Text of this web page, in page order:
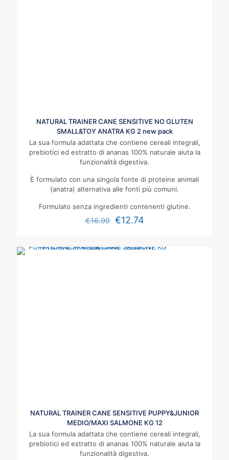
NATURAL TRAINER CANE SENSITIVE NO GLUTEN
SMALL&TOY ANATRA KG 2 new pack
La sua formula adattata che contiene cereali integrali,
prebiotici ed estratto di ananas 100% naturale aiuta la
funzionalità digestiva.
È formulato con una singola fonte di proteine animali
(anatra) alternativa alle fonti più comuni.
Formulato senza ingredienti contenenti glutine.
€16.99 €12.74
NATURAL TRAINER CANE SENSITIVE PUPPY&JUNIOR
MEDIO/MAXI SALMONE KG 12
La sua formula adattata che contiene cereali integrali,
prebiotici ed estratto di ananas 100% naturale aiuta la
funzionalità digestiva.